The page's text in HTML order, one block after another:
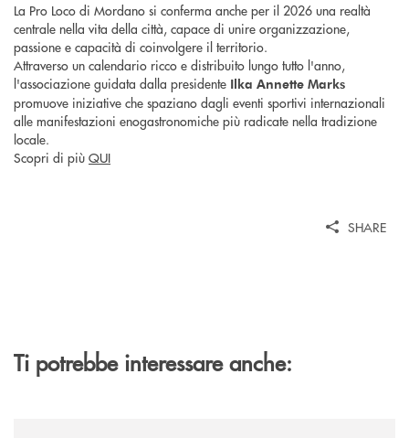
La Pro Loco di Mordano si conferma anche per il 2026 una realtà
centrale nella vita della città, capace di unire organizzazione,
passione e capacità di coinvolgere il territorio.
Attraverso un calendario ricco e distribuito lungo tutto l'anno,
l'associazione guidata dalla presidente Ilka Annette Marks
promuove iniziative che spaziano dagli eventi sportivi internazionali
alle manifestazioni enogastronomiche più radicate nella tradizione
locale.
Scopri di più QUI
SHARE
Ti potrebbe interessare anche: